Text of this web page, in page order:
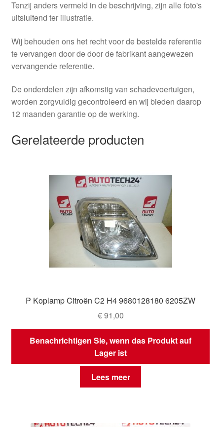
Tenzij anders vermeld in de beschrijving, zijn alle foto's
uitsluitend ter illustratie.
Wij behouden ons het recht voor de bestelde referentie
te vervangen door de door de fabrikant aangewezen
vervangende referentie.
De onderdelen zijn afkomstig van schadevoertuigen,
worden zorgvuldig gecontroleerd en wij bieden daarop
12 maanden garantie op de werking.
Gerelateerde producten
P Koplamp Citroën C2 H4 9680128180 6205ZW
€91,00
Benachrichtigen Sie, wenn das Produkt auf
Lager ist
Lees meer